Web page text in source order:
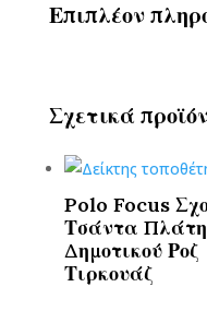
Επιπλέον
Σχετικά
Polo Focus
Τσάντα
Δημοτικού Ροζ
Τιρκουάζ